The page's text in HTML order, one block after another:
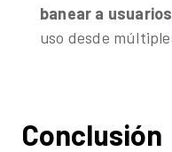
banear a usuarios
uso desde
Conclusión